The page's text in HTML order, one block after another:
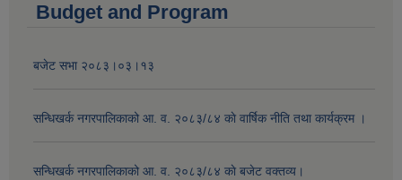
Budget and Program
बजेट सभा २०८३।०३।१३
सन्धिखर्क नगरपालिकाको आ. व. २०८३/८४ काे वार्षिक नीति तथा कार्यक्रम ।
सन्धिखर्क नगरपालिकाको आ. व. २०८३/८४ काे बजेट वक्तव्य।